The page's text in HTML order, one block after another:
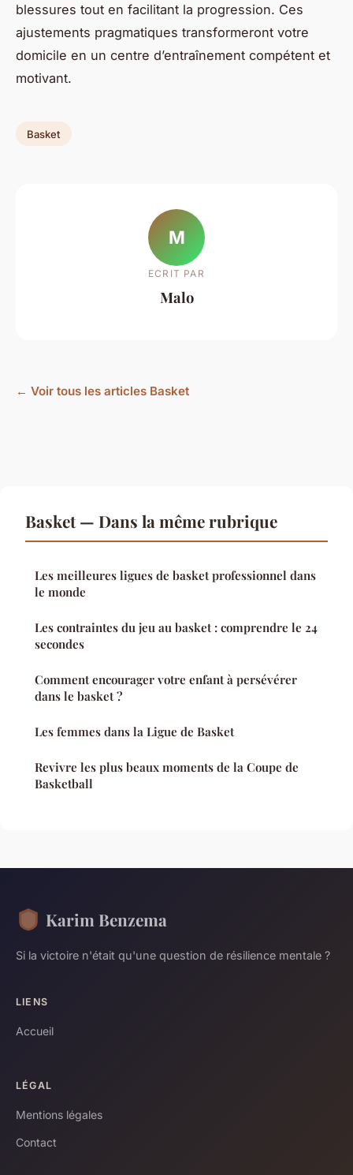
blessures tout en facilitant la progression. Ces
ajustements pragmatiques transformeront votre
domicile en un centre d’entraînement compétent et
motivant.
Basket
M
ECRIT PAR
Malo
← Voir tous les articles Basket
Basket — Dans la même rubrique
Les meilleures ligues de basket professionnel dans
le monde
Les contraintes du jeu au basket : comprendre le 24
secondes
Comment encourager votre enfant à persévérer
dans le basket ?
Les femmes dans la Ligue de Basket
Revivre les plus beaux moments de la Coupe de
Basketball
Karim Benzema
Si la victoire n'était qu'une question de résilience mentale ?
LIENS
Accueil
LÉGAL
Mentions légales
Contact